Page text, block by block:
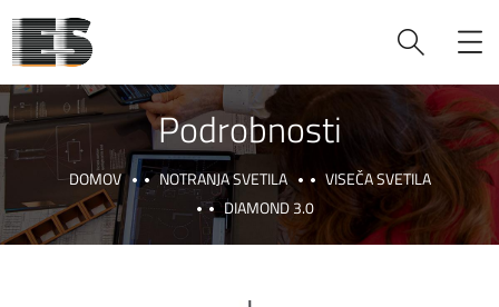
Podrobnosti
DOMOV NOTRANJA SVETILA
VISEČA SVETILA
DIAMOND 3.0